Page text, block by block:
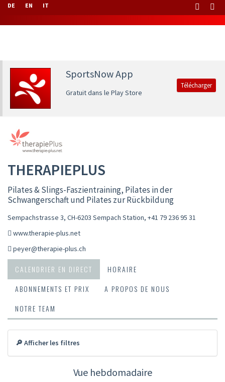
DE EN IT
SportsNow App
Gratuit dans le Play Store
Télécharger
THERAPIEPLUS
Pilates & Slings-Faszientraining, Pilates in der
Schwangerschaft und Pilates zur Rückbildung
Sempachstrasse 3, CH-6203 Sempach Station, +41 79 236 95 31
www.therapie-plus.net
peyer@therapie-plus.ch
CALENDRIER EN DIRECT
HORAIRE
ABONNEMENTS ET PRIX
A PROPOS DE NOUS
NOTRE TEAM
🔎 Afficher les filtres
Vue hebdomadaire